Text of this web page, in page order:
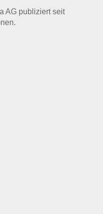
AG publiziert seit